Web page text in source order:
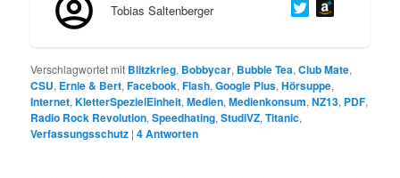
Tobias Saltenberger
Verschlagwortet mit Blitzkrieg, Bobbycar, Bubble Tea,Club Mate,
CSU, Ernie & Bert,Facebook,Flash,Google Plus,Hörsuppe,
Internet,KletterSpezielEinheit,Medien,Medienkonsum,NZ13, PDF,
Radio Rock Revolution,Speedhating,StudiVZ,Titanic,
Verfassungsschutz |4Antworten